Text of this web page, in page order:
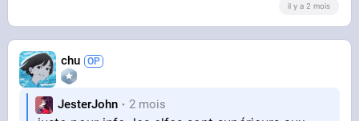
il y a 2 mois
chu
JesterJohn 2 mois